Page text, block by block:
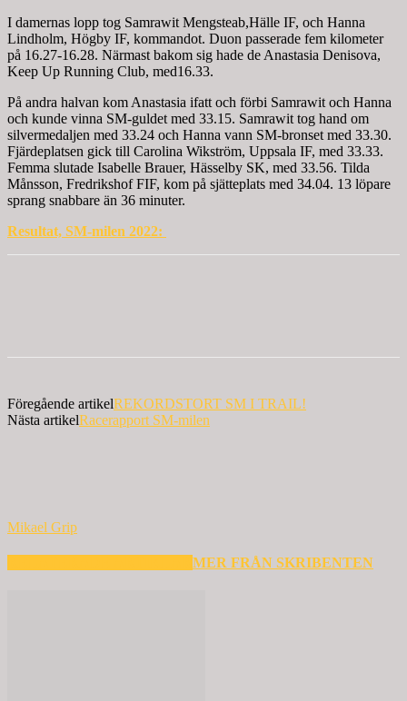
I damernas lopp tog Samrawit Mengsteab,Hälle IF, och Hanna
Lindholm, Högby IF, kommandot. Duon passerade fem kilometer
på 16.27-16.28. Närmast bakom sig hade de Anastasia Denisova,
Keep Up Running Club, med16.33.
På andra halvan kom Anastasia ifatt och förbi Samrawit och Hanna
och kunde vinna SM-guldet med 33.15. Samrawit tog hand om
silvermedaljen med 33.24 och Hanna vann SM-bronset med 33.30.
Fjärdeplatsen gick till Carolina Wikström, Uppsala IF, med 33.33.
Femma slutade Isabelle Brauer, Hässelby SK, med 33.56. Tilda
Månsson, Fredrikshof FIF, kom på sjätteplats med 34.04. 13 löpare
sprang snabbare än 36 minuter.
Resultat, SM-milen 2022:
Föregående artikelREKORDSTORT SM I TRAIL!
Nästa artikelRacerapport SM-milen
Mikael Grip
MER FRÅN SKRIBENTEN